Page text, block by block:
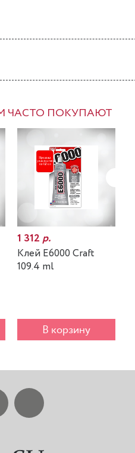
ЧАСТО ПОКУПАЮТ
1 312р.
Клей E6000 Craft
109.4 ml
В корзину